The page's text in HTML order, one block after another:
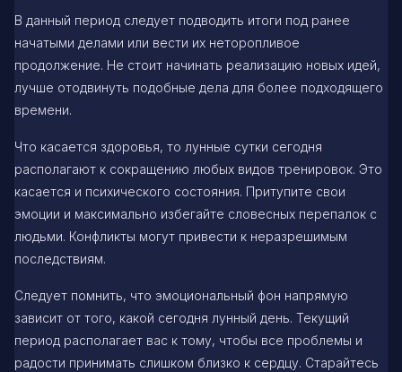
В данный период следует подводить итоги под ранее
начатыми делами или вести их неторопливое
продолжение. Не стоит начинать реализацию новых идей,
лучше отодвинуть подобные дела для более подходящего
времени.
Что касается здоровья, то лунные сутки сегодня
располагают к сокращению любых видов тренировок. Это
касается и психического состояния. Притупите свои
эмоции и максимально избегайте словесных перепалок с
людьми. Конфликты могут привести к неразрешимым
последствиям.
Следует помнить, что эмоциональный фон напрямую
зависит от того, какой сегодня лунный день. Текущий
период располагает вас к тому, чтобы все проблемы и
радости принимать слишком близко к сердцу. Старайтесь